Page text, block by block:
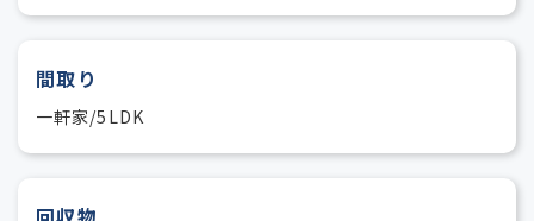
間取り
一軒家/5LDK